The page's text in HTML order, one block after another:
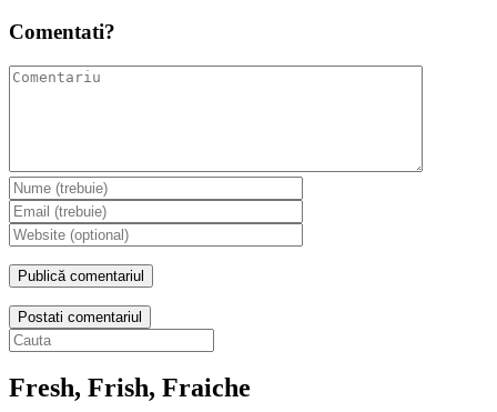
Comentati?
Postati comentariul
Fresh, Frish, Fraiche